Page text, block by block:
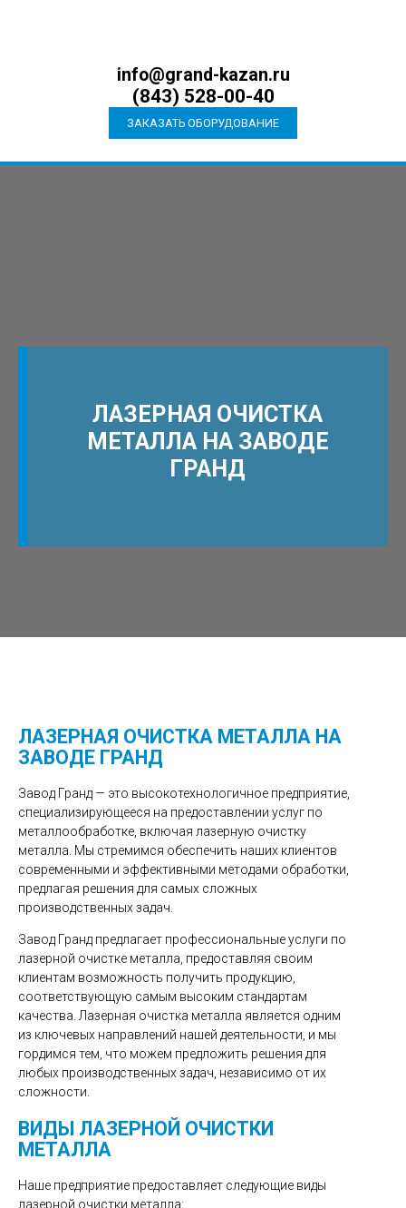
info@grand-kazan.ru
(843) 528-00-40
ЗАКАЗАТЬ ОБОРУДОВАНИЕ
ЛАЗЕРНАЯ ОЧИСТКА
МЕТАЛЛА НА ЗАВОДЕ
ГРАНД
ЛАЗЕРНАЯ ОЧИСТКА МЕТАЛЛА НА
ЗАВОДЕ ГРАНД
Завод Гранд — это высокотехнологичное предприятие,
специализирующееся на предоставлении услуг по
металлообработке, включая лазерную очистку
металла. Мы стремимся обеспечить наших клиентов
современными и эффективными методами обработки,
предлагая решения для самых сложных
производственных задач.
Завод Гранд предлагает профессиональные услуги по
лазерной очистке металла, предоставляя своим
клиентам возможность получить продукцию,
соответствующую самым высоким стандартам
качества. Лазерная очистка металла является одним
из ключевых направлений нашей деятельности, и мы
гордимся тем, что можем предложить решения для
любых производственных задач, независимо от их
сложности.
ВИДЫ ЛАЗЕРНОЙ ОЧИСТКИ
МЕТАЛЛА
Наше предприятие предоставляет следующие виды
лазерной очистки металла: